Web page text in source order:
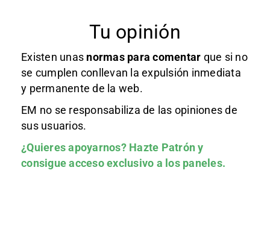
Tu opinión
Existen unas normas para comentar que si no
se cumplen conllevan la expulsión inmediata
y permanente de la web.
EM no se responsabiliza de las opiniones de
sus usuarios.
¿Quieres apoyarnos? Hazte Patróny
consigue acceso exclusivo a los paneles.